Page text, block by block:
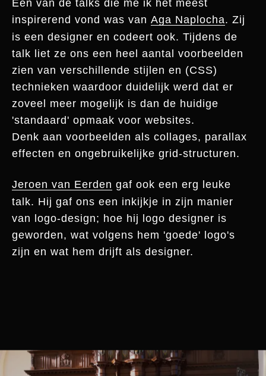
Eén van de talks die me ik het meest
inspirerend vond was van Aga Naplocha. Zij
is een designer en codeert ook. Tijdens de
talk liet ze ons een heel aantal voorbeelden
zien van verschillende stijlen en (CSS)
technieken waardoor duidelijk werd dat er
zoveel meer mogelijk is dan de huidige
'standaard' opmaak voor websites.
Denk aan voorbeelden als collages, parallax
effecten en ongebruikelijke grid-structuren.
Jeroen van Eerden gaf ook een erg leuke
talk. Hij gaf ons een inkijkje in zijn manier
van logo-design; hoe hij logo designer is
geworden, wat volgens hem 'goede' logo's
zijn en wat hem drijft als designer.